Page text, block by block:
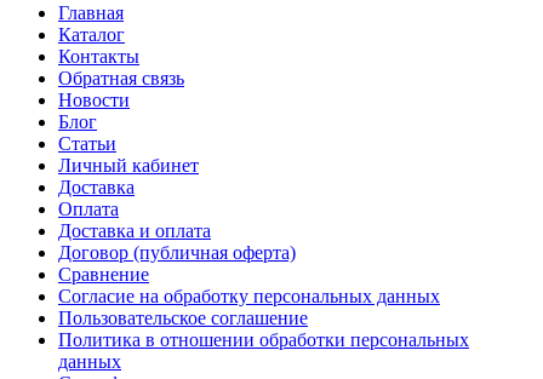
Главная
Каталог
Контакты
Обратная связь
Новости
Блог
Статьи
Личный кабинет
Доставка
Оплата
Доставка и оплата
Договор (публичная оферта)
Сравнение
Согласие на обработку персональных данных
Пользовательское соглашение
Политика в отношении обработки персональных
данных